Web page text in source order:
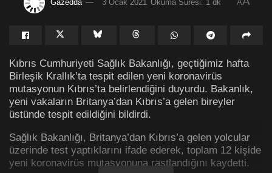
Gazedda 3 Ocak 2021 Okuma Süresi: 1 dk A
Kıbrıs Cumhuriyeti Sağlık Bakanlığı, geçtiğimiz hafta
Birleşik Krallık’ta tespit edilen yeni koronavirüs
mutasyonun Kıbrıs’ta belirlendiğini duyurdu. Bakanlık,
yeni vakaların Britanya’dan Kıbrıs’a gelen bireyler
üstünde tespit edildiğini bildirdi.
Sağlık Bakanlığı, Britanya’dan Kıbrıs’a gelen yolcular
üzerinde test yaptıklarını ifade ederek, toplam 12 kişide
yeni koronavirüs mutasyonuna rastlandığını kaydetti.